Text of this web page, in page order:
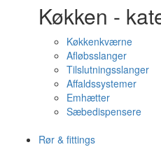
Køkken -
Køkkenkværne
Afløbsslanger
Tilslutningsslanger
Affaldssystemer
Emhætter
Sæbedispensere
Rør & fittings